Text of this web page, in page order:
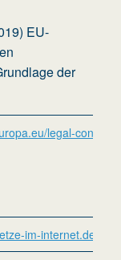
EU-
der
legal-
im-internet.de/